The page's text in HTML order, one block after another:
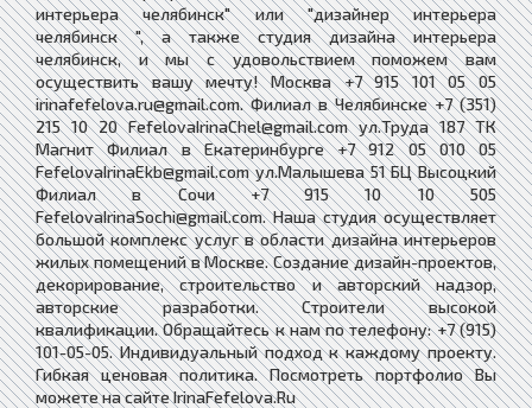
интерьера челябинск" или "дизайнер интерьера
челябинск ", а также студия дизайна интерьера
челябинск, и мы с удовольствием поможем вам
осуществить вашу мечту! Москва +7 915 101 05 05
irinafefelova.ru@gmail.com. Филиал в Челябинске +7 (351)
215 10 20 FefelovaIrinaChel@gmail.com ул.Труда 187 ТК
Магнит Филиал в Екатеринбурге +7 912 05 010 05
FefelovaIrinaEkb@gmail.com ул.Малышева 51 БЦ Высоцкий
Филиал в Сочи +7 915 10 10 505
FefelovaIrinaSochi@gmail.com. Наша студия осуществляет
большой комплекс услуг в области дизайна интерьеров
жилых помещений в Москве. Создание дизайн-проектов,
декорирование, строительство и авторский надзор,
авторские разработки. Cтроители высокой
квалификации. Обращайтесь к нам по телефону: +7 (915)
101-05-05. Индивидуальный подход к каждому проекту.
Гибкая ценовая политика. Посмотреть портфолио Вы
можете на сайте IrinaFefelova.Ru